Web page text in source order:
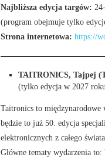
Najbliższa edycja targów:
(program obejmuje tylko
Strona internetowa: https://
TAITRONICS, Tajpej
(tylko edycja w 2027
Taitronics to
będzie to już 50. edycja
elektronicznych z całego
Główne tematy wydarzenia